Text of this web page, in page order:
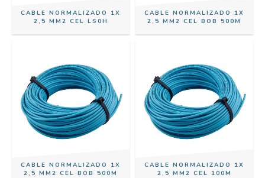
CABLE NORMALIZADO 1X
2,5 MM2 CEL LS0H
CABLE NORMALIZADO 1X
2,5 MM2 CEL BOB 500M
CABLE NORMALIZADO 1X
2,5 MM2 CEL BOB 500M
CABLE NORMALIZADO 1X
2,5 MM2 CEL 100M